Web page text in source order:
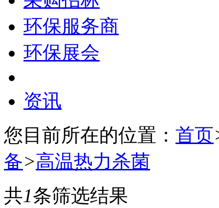
环保服务商
环保展会
资讯
您目前所在的位置： 首页
备>高温热力杀菌
共1条筛选结果